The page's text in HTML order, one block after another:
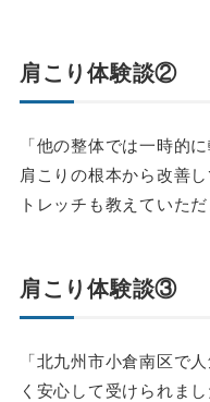
肩こり体験談②
「他の整体では一時的
肩こりの根本から改善
トレッチも教えていた
肩こり体験談③
「北九州市小倉南区で
く安心して受けられま